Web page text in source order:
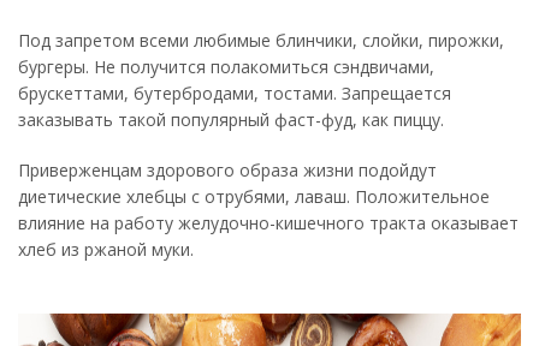
Под запретом всеми любимые блинчики, слойки, пирожки,
бургеры. Не получится полакомиться сэндвичами,
брускеттами, бутербродами, тостами. Запрещается
заказывать такой популярный фаст-фуд, как пиццу.
Приверженцам здорового образа жизни подойдут
диетические хлебцы с отрубями, лаваш. Положительное
влияние на работу желудочно-кишечного тракта оказывает
хлеб из ржаной муки.